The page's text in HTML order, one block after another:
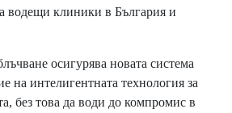
водещи клиники в България и
осигурява новата система
на интелигентната технология за
без това да води до компромис в